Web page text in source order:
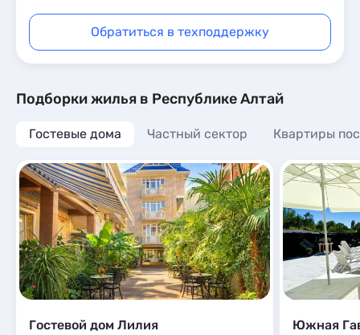
Обратиться в техподдержку
Подборки жилья в Республике Алтай
Гостевые дома Частный сектор Квартиры
Гостевой дом Лилия Южная